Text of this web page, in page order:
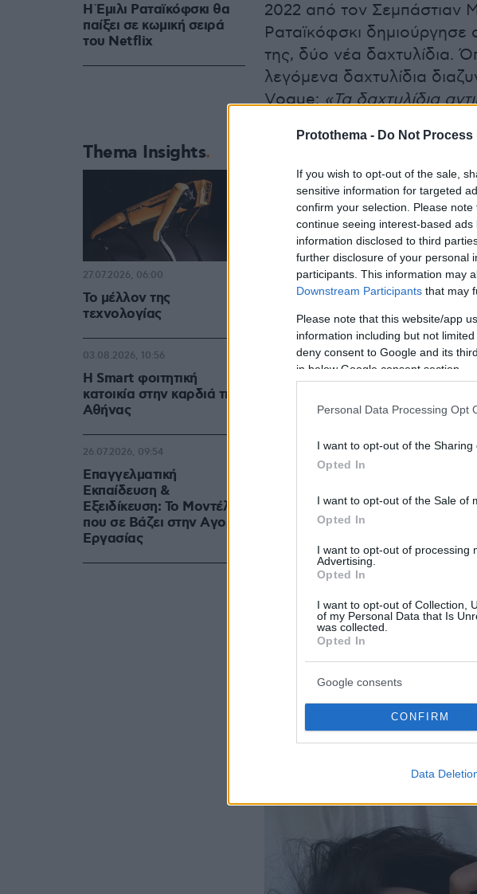
Protothema - Do Not
If you wish to opt-out of the sale,
sensitive information for targeted
confirm your selection. Please
continue seeing interest-based
information disclosed to third
further disclosure of your personal
participants. This information may
Downstream Participants that may
Please note that this website/app
information including but not
deny consent to Google and its
in below Google consent section.
Personal Data Processing Opt
I want to opt-out of the Sharing
Opted In
I want to opt-out of the Sale of
Opted In
I want to opt-out of processing
Advertising.
Opted In
I want to opt-out of Collection,
of my Personal Data that Is
was collected.
Opted In
Google consents
CONFIRM
Data
2022 από τον Σεμπάστιαν
Ραταϊκόφσκι
της, δύο νέα δαχτυλίδια.
λεγόμενα δαχτυλίδια
Vogue:«Τα δαχτυλίδια
αφαιρεθεί από τα
χάνει έναν άντρα».
Δείτε την ανάρτηση:
A post shared by
H Έμιλι Ραταϊκόφσκι θα
παίξει σε κωμική σειρά
του Netflix
Thema Insights
Το μέλλον της
τεχνολογίας
27.07.2026, 06:00
Η Smart φοιτητική
κατοικία στην καρδιά της
Αθήνας
03.08.2026, 10:56
Επαγγελματική
Εκπαίδευση &
Εξειδίκευση: Το Mοντέλο
που σε Bάζει στην Aγορά
Eργασίας
26.07.2026, 09:54